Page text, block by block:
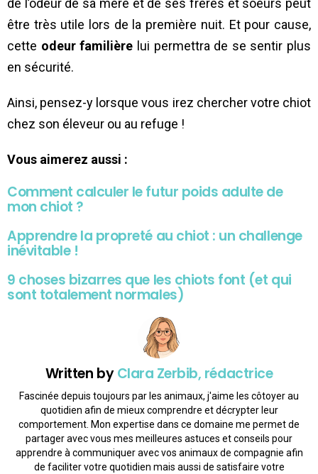
de l’odeur de sa mère et de ses frères et soeurs peut
être très utile lors de la première nuit. Et pour cause,
cette odeur familière lui permettra de se sentir plus
en sécurité.
Ainsi, pensez-y lorsque vous irez chercher votre chiot
chez son éleveur ou au refuge !
Vous aimerez aussi :
Comment calculer le futur poids adulte de
mon chiot ?
Apprendre la propreté au chiot : un challenge
inévitable !
9 choses bizarres que les chiots font (et qui
sont totalement normales)
Written byClara Zerbib, rédactrice
Fascinée depuis toujours par les animaux, j'aime les côtoyer au
quotidien afin de mieux comprendre et décrypter leur
comportement. Mon expertise dans ce domaine me permet de
partager avec vous mes meilleures astuces et conseils pour
apprendre à communiquer avec vos animaux de compagnie afin
de faciliter votre quotidien mais aussi de satisfaire votre